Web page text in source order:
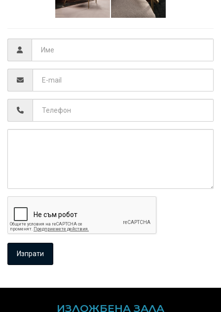
ИЗЛОЖБЕНА ЗАЛА